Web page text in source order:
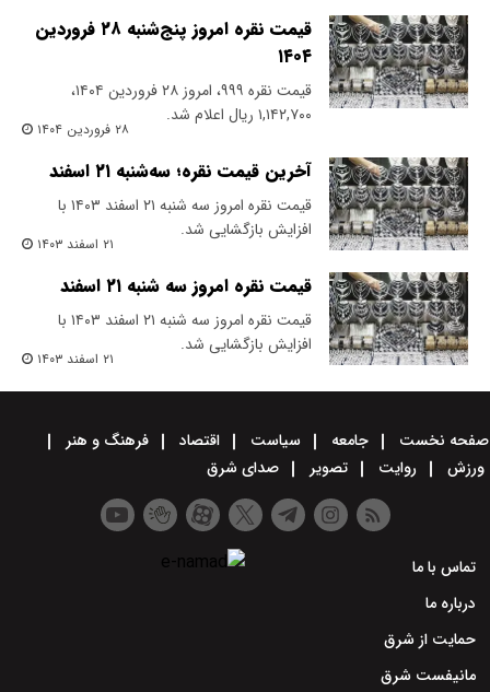
قیمت نقره امروز پنج‌شنبه ۲۸ فروردین
۱۴۰۴
قیمت نقره ۹۹۹، امروز ۲۸ فروردین ۱۴۰۴،
۱,۱۴۲,۷۰۰ ریال اعلام شد.
۲۸ فروردین ۱۴۰۴
آخرین قیمت نقره؛ سه‌شنبه ۲۱ اسفند
قیمت نقره امروز سه شنبه ۲۱ اسفند ۱۴۰۳ با
افزایش بازگشایی شد.
۲۱ اسفند ۱۴۰۳
قیمت نقره امروز سه شنبه ۲۱ اسفند
قیمت نقره امروز سه شنبه ۲۱ اسفند ۱۴۰۳ با
افزایش بازگشایی شد.
۲۱ اسفند ۱۴۰۳
صفحه نخست جامعه سیاست اقتصاد
فرهنگ و هنر
ورزش
روایت تصویر صدای شرق
تماس با ما
درباره ما
حمایت از شرق
مانیفست شرق